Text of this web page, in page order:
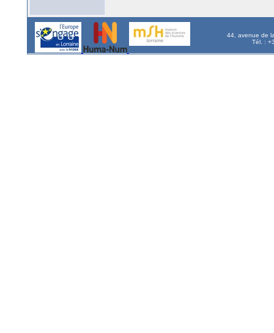
44, avenue de
Tél. :